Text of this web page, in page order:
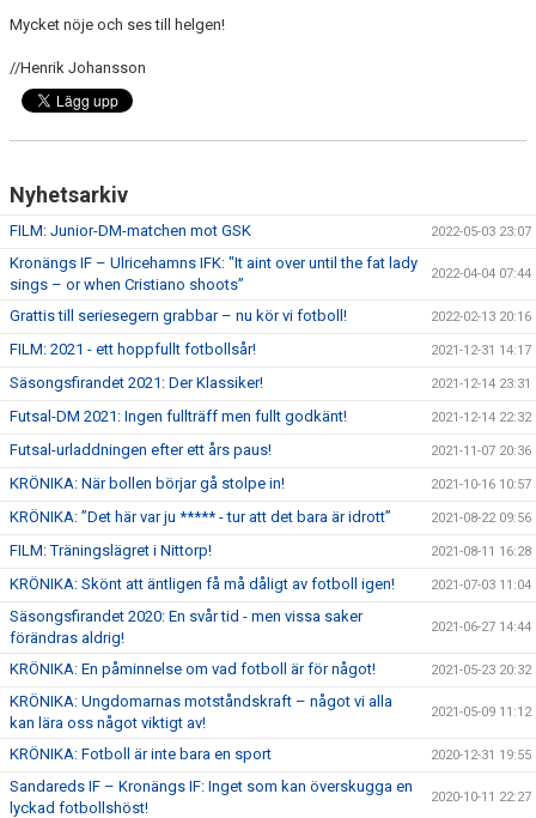
Mycket nöje och ses till helgen!
//Henrik Johansson
Nyhetsarkiv
FILM: Junior-DM-matchen mot GSK 2022-05-03 23:07
Kronängs IF – Ulricehamns IFK: "It aint over until the fat lady
sings – or when Cristiano shoots”
2022-04-04 07:44
Grattis till seriesegern grabbar – nu kör vi fotboll! 2022-02-13 20:16
FILM: 2021 - ett hoppfullt fotbollsår! 2021-12-31 14:17
Säsongsfirandet 2021: Der Klassiker! 2021-12-14 23:31
Futsal-DM 2021: Ingen fullträff men fullt godkänt! 2021-12-14 22:32
Futsal-urladdningen efter ett års paus! 2021-11-07 20:36
KRÖNIKA: När bollen börjar gå stolpe in! 2021-10-16 10:57
KRÖNIKA: ”Det här var ju ***** - tur att det bara är idrott” 2021-08-22 09:56
FILM: Träningslägret i Nittorp! 2021-08-11 16:28
KRÖNIKA: Skönt att äntligen få må dåligt av fotboll igen! 2021-07-03 11:04
Säsongsfirandet 2020: En svår tid - men vissa saker
förändras aldrig!
2021-06-27 14:44
KRÖNIKA: En påminnelse om vad fotboll är för något! 2021-05-23 20:32
KRÖNIKA: Ungdomarnas motståndskraft – något vi alla
kan lära oss något viktigt av!
2021-05-09 11:12
KRÖNIKA: Fotboll är inte bara en sport 2020-12-31 19:55
Sandareds IF – Kronängs IF: Inget som kan överskugga en
lyckad fotbollshöst!
2020-10-11 22:27